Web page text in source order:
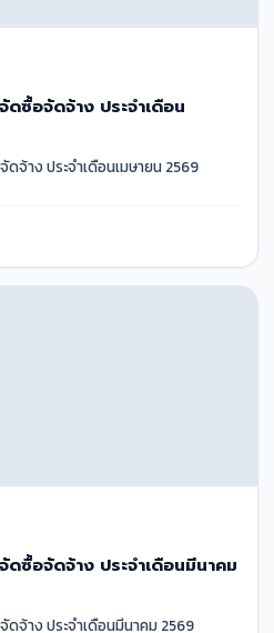
ดซื้อจัดจ้าง ประจำเดือน
จ้าง ประจำเดือนเมษายน 2569
ดซื้อจัดจ้าง ประจำเดือนมีนาคม
จ้าง ประจำเดือนมีนาคม 2569